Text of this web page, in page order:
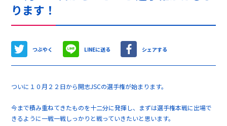
ります！
つぶやく LINEに送る シェアする
ついに１０月２２日から開志JSCの選手権が始まります。
今まで積み重ねてきたものを十二分に発揮し、まずは選手権本戦に出場で
きるように一戦一戦しっかりと戦っていきたいと思います。